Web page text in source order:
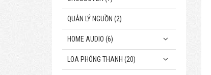
QUẢN LÝ NGUỒN (2)
HOME AUDIO (6)
LOA PHÓNG THANH (20)